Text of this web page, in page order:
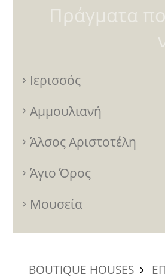
Πράγματα
Ιερισσός
Αμμουλιανή
Άλσος Αριστοτέλη
Άγιο Όρος
Μουσεία
BOUTIQUE HOUSES